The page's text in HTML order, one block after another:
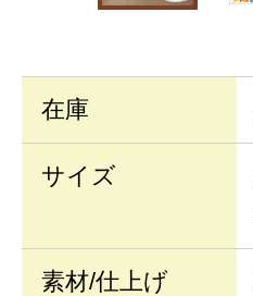
在庫
サイズ
素材/仕上げ